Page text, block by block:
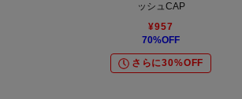
ッシュCAP
¥957
70%OFF
さらに30%OFF